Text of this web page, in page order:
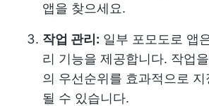
앱을 찾으세요.
작업 관리: 일부 포모도로 앱
리 기능을 제공합니다. 작업
의 우선순위를 효과적으로
될 수 있습니다.